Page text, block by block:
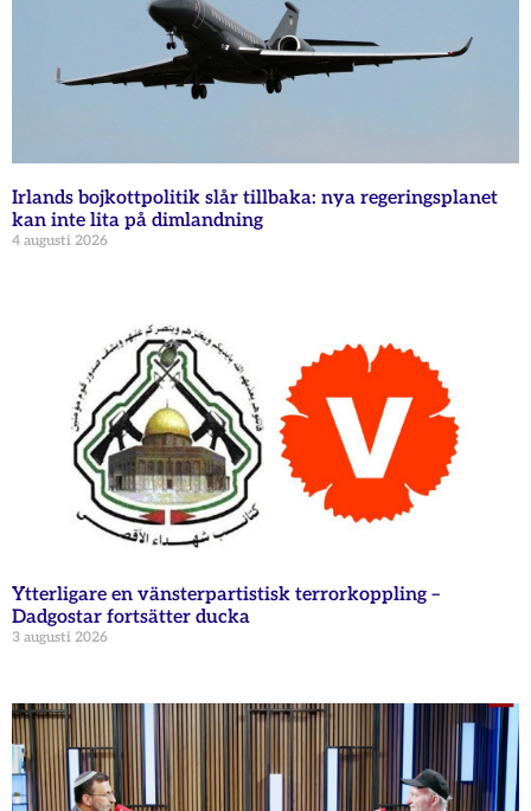
Irlands bojkottpolitik slår tillbaka: nya regeringsplanet
kan inte lita på dimlandning
4 augusti 2026
Ytterligare en vänsterpartistisk terrorkoppling –
Dadgostar fortsätter ducka
3 augusti 2026